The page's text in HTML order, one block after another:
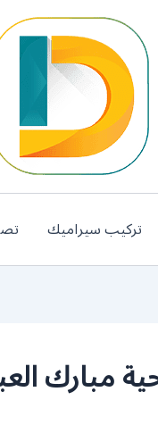
تركيب سيراميك